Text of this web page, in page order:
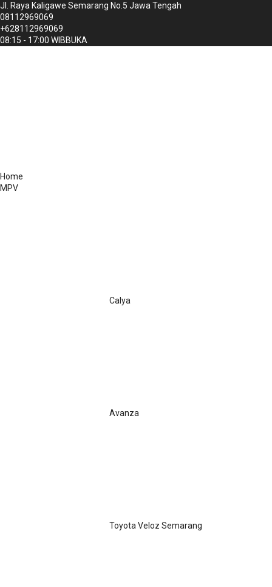
Jl. Raya Kaligawe Semarang No.5 Jawa Tengah
08112969069
+628112969069
08:15 - 17:00 WIBBUKA
Home
MPV
Calya
Avanza
Toyota Veloz Semarang